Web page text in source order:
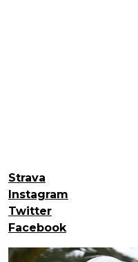
Strava
Instagram
Twitter
Facebook